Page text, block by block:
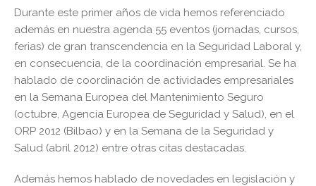
Durante este primer años de vida hemos referenciado
además en nuestra agenda 55 eventos (jornadas, cursos,
ferias) de gran transcendencia en la Seguridad Laboral y,
en consecuencia, de la coordinación empresarial. Se ha
hablado de coordinación de actividades empresariales
en la Semana Europea del Mantenimiento Seguro
(octubre, Agencia Europea de Seguridad y Salud), en el
ORP 2012 (Bilbao) y en la Semana de la Seguridad y
Salud (abril 2012) entre otras citas destacadas.
Además hemos hablado de novedades en legislación y